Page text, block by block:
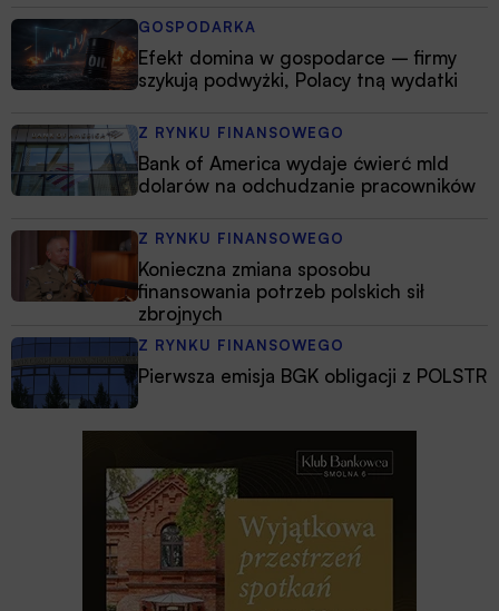
GOSPODARKA
Efekt domina w gospodarce – firmy
szykują podwyżki, Polacy tną wydatki
Z RYNKU FINANSOWEGO
Bank of America wydaje ćwierć mld
dolarów na odchudzanie pracowników
Z RYNKU FINANSOWEGO
Konieczna zmiana sposobu
finansowania potrzeb polskich sił
zbrojnych
Z RYNKU FINANSOWEGO
Pierwsza emisja BGK obligacji z POLSTR